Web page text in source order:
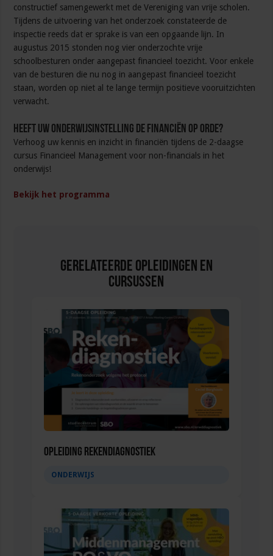
constructief samengewerkt met de Vereniging van vrije scholen.
Tijdens de uitvoering van het onderzoek constateerde de
inspectie reeds dat er sprake is van een opgaande lijn. In
augustus 2015 stonden nog vier onderzochte vrije
schoolbesturen onder aangepast financieel toezicht. Voor enkele
van de besturen die nu nog in aangepast financieel toezicht
staan, worden op niet al te lange termijn positieve vooruitzichten
verwacht.
Heeft uw onderwijsinstelling de financiën op orde?
Verhoog uw kennis en inzicht in financiën tijdens de 2-daagse
cursus Financieel Management voor non-financials in het
onderwijs!
Bekijk het programma
Gerelateerde Opleidingen en
Cursussen
Opleiding Rekendiagnostiek
ONDERWIJS